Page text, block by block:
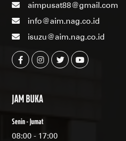
aimpusat88@gmail.com
info@aim.nag.co.id
isuzu@aim.nag.co.id
JAM BUKA
Senin - Jumat
08:00 - 17:00